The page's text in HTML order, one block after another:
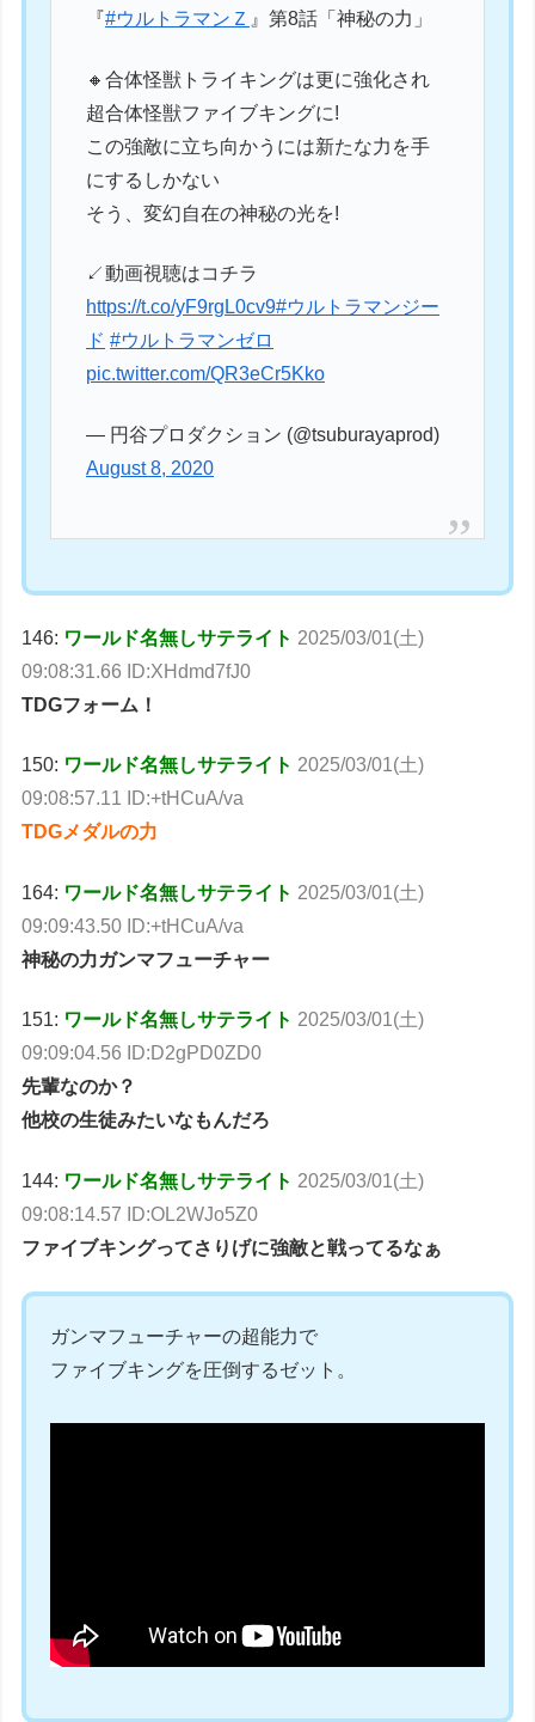
『#ウルトラマンＺ 』第8話「神秘の力」
🔸合体怪獣トライキングは更に強化され
超合体怪獣ファイブキングに!
この強敵に立ち向かうには新たな力を手
にするしかない
そう、変幻自在の神秘の光を!
↙動画視聴はコチラ
https://t.co/yF9rgL0cv9#ウルトラマンジー
ド #ウルトラマンゼロ
pic.twitter.com/QR3eCr5Kko
— 円谷プロダクション (@tsuburayaprod)
August 8, 2020
146: ワールド名無しサテライト 2025/03/01(土)
09:08:31.66 ID:XHdmd7fJ0
TDGフォーム！
150: ワールド名無しサテライト 2025/03/01(土)
09:08:57.11 ID:+tHCuA/va
TDGメダルの力
164: ワールド名無しサテライト 2025/03/01(土)
09:09:43.50 ID:+tHCuA/va
神秘の力ガンマフューチャー
151: ワールド名無しサテライト 2025/03/01(土)
09:09:04.56 ID:D2gPD0ZD0
先輩なのか？
他校の生徒みたいなもんだろ
144: ワールド名無しサテライト 2025/03/01(土)
09:08:14.57 ID:OL2WJo5Z0
ファイブキングってさりげに強敵と戦ってるなぁ
ガンマフューチャーの超能力で
ファイブキングを圧倒するゼット。